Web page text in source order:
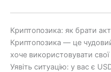
Криптопозика: як брати
Криптопозика — це
хоче використовувати
Уявіть ситуацію: у вас є